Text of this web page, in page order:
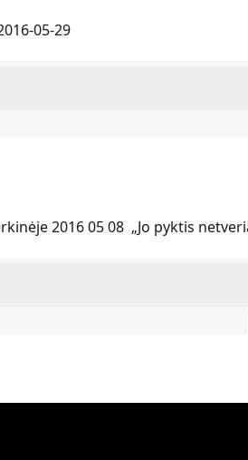
05-29
2016 05 08 „Jo pyktis